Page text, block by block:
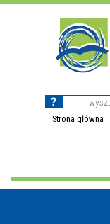
Strona główna